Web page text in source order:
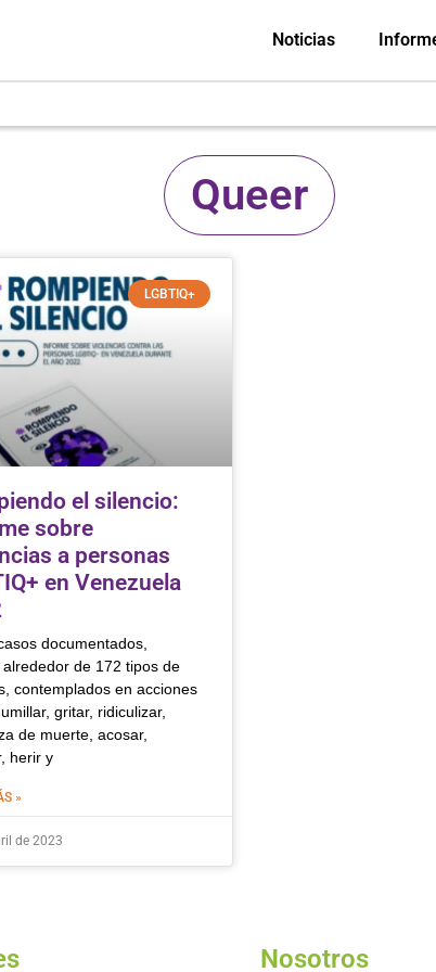
Noticias
Queer
LGBTIQ+
el silencio:
sobre
a personas
en Venezuela
documentados,
de 172 tipos de
contemplados en acciones
gritar, ridiculizar,
de muerte, acosar,
herir y
»
de 2023
Nosotros